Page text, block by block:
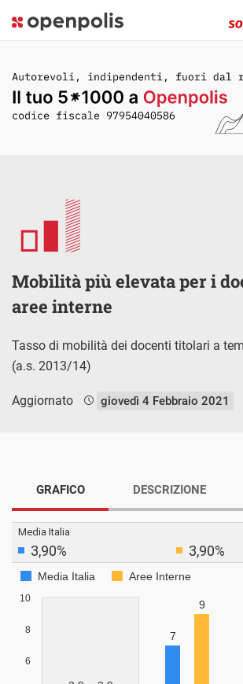
Mobilità più elevata per i
aree interne
Tasso di mobilità dei docenti titolari a
(a.s. 2013/14)
Aggiornato giovedì 4 Febbraio 2021
GRAFICO DESCRIZIONE